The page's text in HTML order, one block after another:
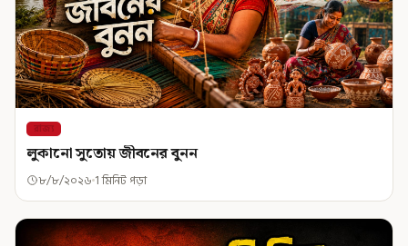
রাজ্য
লুকানো সুতোয় জীবনের বুনন
৮/৮/২০২৬ 1 মিনিট পড়া